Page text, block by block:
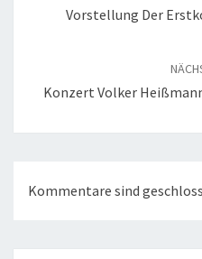
Vorstellung Der
Konzert Volker
Kommentare sind